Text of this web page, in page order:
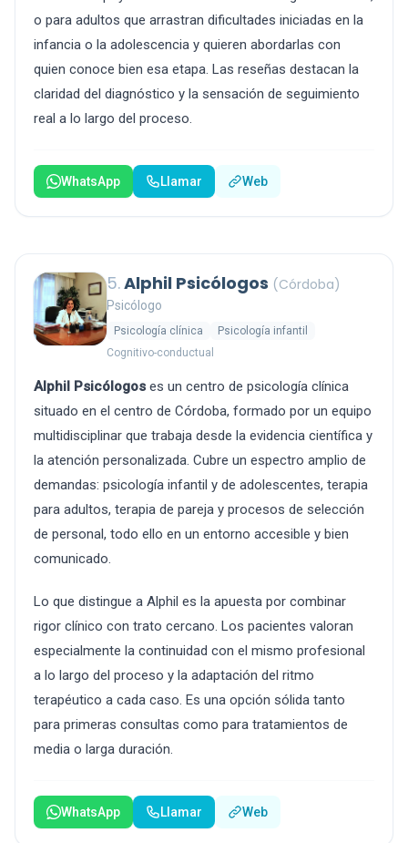
o para adultos que arrastran dificultades iniciadas en la
infancia o la adolescencia y quieren abordarlas con
quien conoce bien esa etapa. Las reseñas destacan la
claridad del diagnóstico y la sensación de seguimiento
real a lo largo del proceso.
WhatsApp Llamar Web
5.Alphil Psicólogos (Córdoba)
Psicólogo
Psicología clínica
Psicología infantil
Cognitivo-conductual
Alphil Psicólogos es un centro de psicología clínica
situado en el centro de Córdoba, formado por un equipo
multidisciplinar que trabaja desde la evidencia científica y
la atención personalizada. Cubre un espectro amplio de
demandas: psicología infantil y de adolescentes, terapia
para adultos, terapia de pareja y procesos de selección
de personal, todo ello en un entorno accesible y bien
comunicado.
Lo que distingue a Alphil es la apuesta por combinar
rigor clínico con trato cercano. Los pacientes valoran
especialmente la continuidad con el mismo profesional
a lo largo del proceso y la adaptación del ritmo
terapéutico a cada caso. Es una opción sólida tanto
para primeras consultas como para tratamientos de
media o larga duración.
WhatsApp Llamar Web